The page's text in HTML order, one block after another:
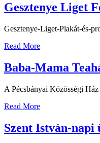
Gesztenye Liget
Gesztenye-Liget-Plakát-és-
Read More
Baba-Mama
A Pécsbányai Közösségi
Read More
Szent István-napi